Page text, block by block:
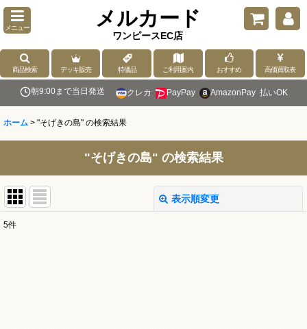
メニュー メルカード
ワンピースEC店
商品検索 デッキ販売 特価品 ご利用案内 おすすめ 高価買取表
朝9:00まで当日発送 クレカ PayPay AmazonPay 払いOK
ホーム > "そげきの島" の検索結果
"そげきの島" の検索結果
表示順変更
5件